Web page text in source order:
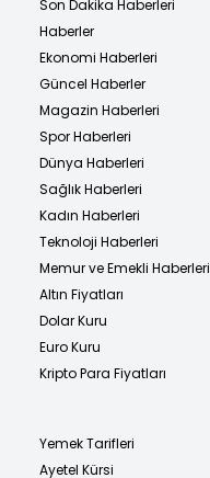
Son Dakika Haberleri
Haberler
Ekonomi Haberleri
Güncel Haberler
Magazin Haberleri
Spor Haberleri
Dünya Haberleri
Sağlık Haberleri
Kadın Haberleri
Teknoloji Haberleri
Memur ve Emekli Haberleri
Altın Fiyatları
Dolar Kuru
Euro Kuru
Kripto Para Fiyatları
Yemek Tarifleri
Ayetel Kürsi